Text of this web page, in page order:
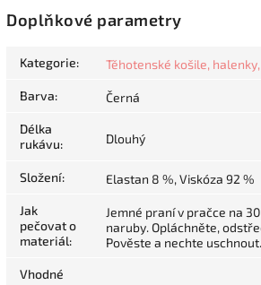
Doplňkové parametry
Kategorie: Těhotenské košile,
Barva: Černá
Délka
rukávu: Dlouhý
Složení: Elastan 8 %, Viskóza 92 %
Jak
pečovat o
materiál:
Jemné praní v pračce na
naruby. Opláchněte,
Pověste a nechte uschnout.
Vhodné